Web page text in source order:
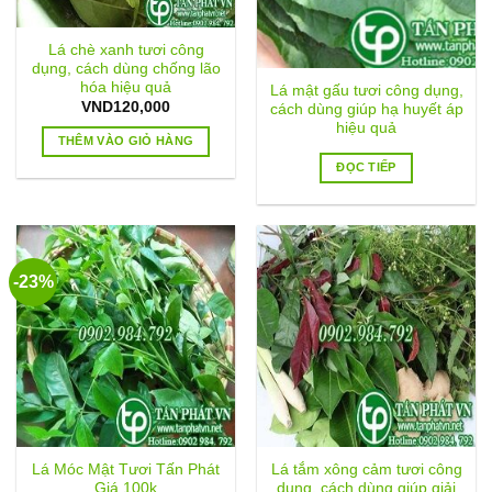
Lá chè xanh tươi công
dụng, cách dùng chống lão
hóa hiệu quả
VND120,000
THÊM VÀO GIỎ HÀNG
Lá mật gấu tươi công dụng,
cách dùng giúp hạ huyết áp
hiệu quả
ĐỌC TIẾP
-23%
Lá Móc Mật Tươi Tấn Phát
Giá 100k
Lá tắm xông cảm tươi công
dụng, cách dùng giúp giải